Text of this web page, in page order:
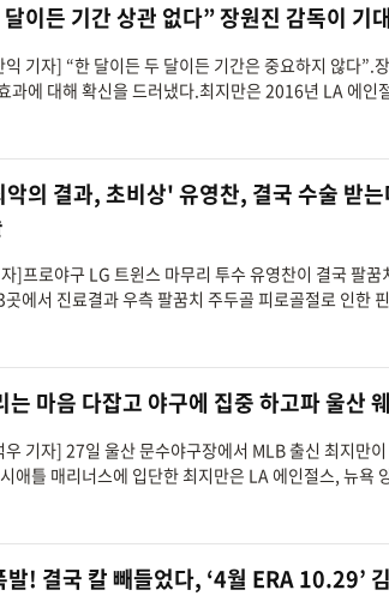
이든 기간 상관 없다” 장원진 감독이 기
기자] “한 달이든 두 달이든 기간은 중요하지 않다”.
과에 대해 확신을 드러냈다.최지만은 2016년 LA 에인
의 결과, 초비상' 유영찬, 결국 수술 받
]프로야구 LG 트윈스 마무리 투수 유영찬이 결국 팔
에서 진료결과 우측 팔꿈치 주두골 피로골절로 인한
는 마음 다잡고 야구에 집중 하고파 울산
기자] 27일 울산 문수야구장에서 MLB 출신 최지만
애틀 매리너스에 입단한 최지만은 LA 에인절스, 뉴욕
발! 결국 칼 빼들었다, ‘4월 ERA 10.29’